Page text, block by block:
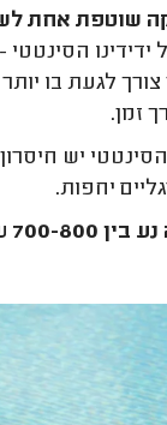
שוטפת אחת
ידידינו
לגעת בו
זמן.
יש
יחפות.
כולל מע"מ.